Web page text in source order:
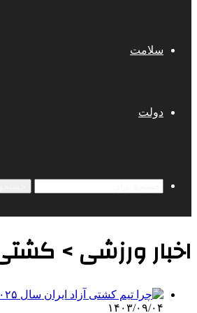
سلامت
دولت
اخبار ورزشی >
۱۴۰۳/۰۹/۰۴